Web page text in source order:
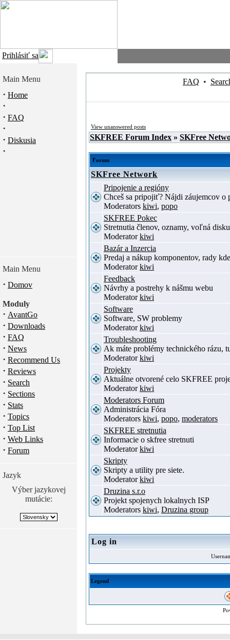
Prihlásiť sa
Main Menu
· Home
·
· FAQ
·
· Diskusia
·
Main Menu
· Domov
Moduly
· AvantGo
· Downloads
· FAQ
· News
· Recommend Us
· Reviews
· Search
· Sections
· Stats
· Topics
· Top List
· Web Links
· Forum
Jazyk
Výber jazykovej
mutácie:
FAQ •
View unanswered posts
SKFREE Forum Index » SKFree
Forum
SKFree Network
Pripojenie a regióny
Chceš sa pripojiť? Nájdi záujemcov o
Moderators kiwi, popo
SKFREE Pokec
Stretnutia členov, oznamy, voľná
Moderatorkiwi
Bazár a Inzercia
Predaj a nákup komponentov, rady
Moderatorkiwi
Feedback
Návrhy a postrehy k nášmu webu
Moderatorkiwi
Software
Software, SW problemy
Moderatorkiwi
Troubleshooting
Ak máte problémy technického rázu,
Moderatorkiwi
Projekty
Aktuálne otvorené celo SKFREE
Moderatorkiwi
Moderators Forum
Administrácia Fóra
Moderators kiwi, popo, moderators
SKFREE stretnutia
Informacie o skfree stretnuti
Moderatorkiwi
Skripty
Skripty a utility pre siete.
Moderatorkiwi
Druzina s.r.o
Projekt spojenych lokalnych ISP
Moderators kiwi, Druzina group
Log in
Legend